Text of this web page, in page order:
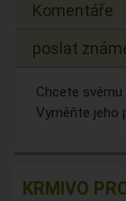
Komentáře
poslat
Chcete
Vyměňte jeho
KRMIVO